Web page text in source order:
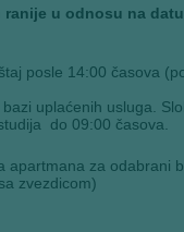
u odnosu na
posle 14:00 časova
uplaćenih usluga.
do 09:00 časova.
apartmana za odabrani
zvezdicom)